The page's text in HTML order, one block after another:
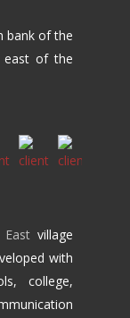
bank of the
east of the
East village
with
college,